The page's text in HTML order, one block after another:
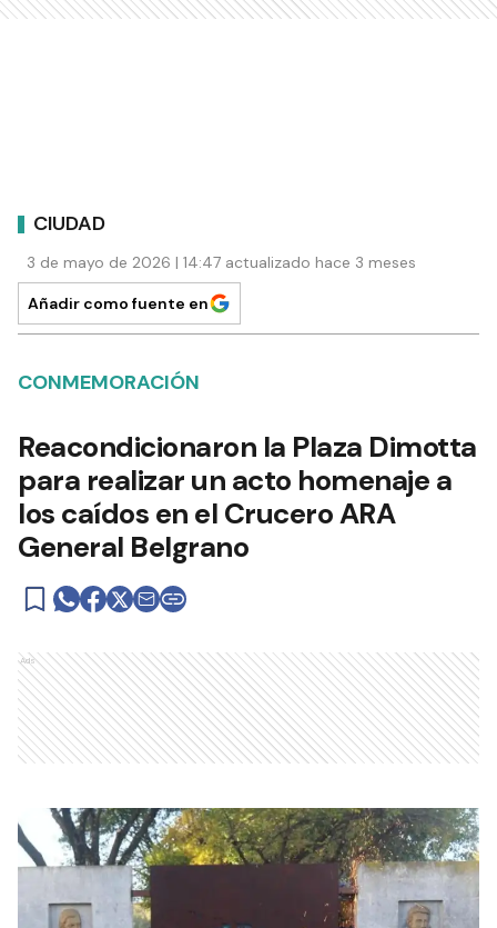
CIUDAD
3 de mayo de 2026 | 14:47 actualizado hace 3 meses
Añadir como fuente en
CONMEMORACIÓN
Reacondicionaron la Plaza Dimotta
para realizar un acto homenaje a
los caídos en el Crucero ARA
General Belgrano
Ads